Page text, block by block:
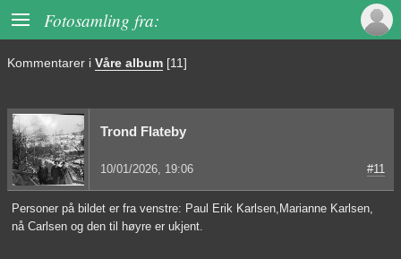
 Fotosamling fra:
Kommentarer i Våre album [11]
Trond Flateby
10/01/2026, 19:06 #11
Personer på bildet er fra venstre: Paul Erik Karlsen,Marianne Karlsen,
nå Carlsen og den til høyre er ukjent.